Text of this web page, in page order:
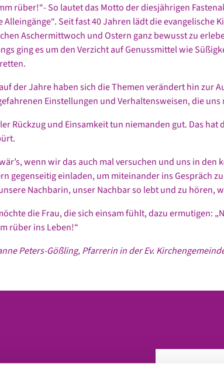
rüber!“- So lautet das Motto der diesjährigen
Alleingänge“. Seit fast 40 Jahren lädt die evangelische
Aschermittwoch und Ostern ganz bewusst zu
ging es um den Verzicht auf Genussmittel wie
der Jahre haben sich die Themen verändert hin zur
Einstellungen und Verhaltensweisen, die
Rückzug und Einsamkeit tun niemanden gut. Das
wenn wir das auch mal versuchen und uns in den
gegenseitig einladen, um miteinander ins Gespräch
Nachbarin, unser Nachbar so lebt und zu hören,
die Frau, die sich einsam fühlt, dazu ermutigen:
rüber ins Leben!“
Peters-Gößling, Pfarrerin in der Ev.